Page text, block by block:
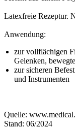
Latexfreie Rezeptur.
Anwendung:
zur vollflächigen
Gelenken,
zur sicheren
und Instrumenten
Quelle:
Stand: 06/2024